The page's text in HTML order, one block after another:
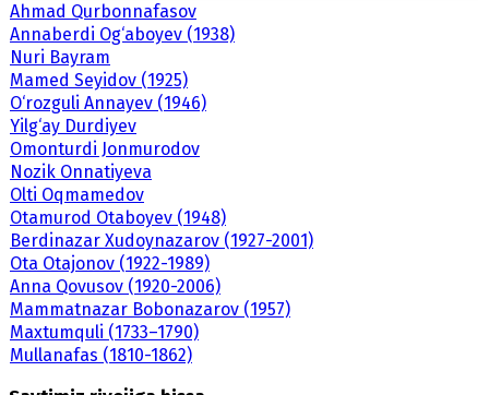
Ahmad Qurbonnafasov
Annaberdi Og‘aboyev (1938)
Nuri Bayram
Mamed Seyidov (1925)
O‘rozguli Annayev (1946)
Yilg‘ay Durdiyev
Omonturdi Jonmurodov
Nozik Onnatiyeva
Olti Oqmamedov
Otamurod Otaboyev (1948)
Berdinazar Xudoynazarov (1927-2001)
Ota Otajonov (1922-1989)
Anna Qovusov (1920-2006)
Mammatnazar Bobonazarov (1957)
Maxtumquli (1733–1790)
Mullanafas (1810-1862)